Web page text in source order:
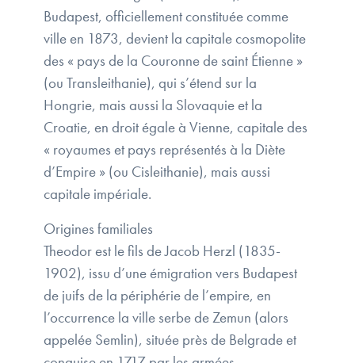
Budapest, officiellement constituée comme
ville en 1873, devient la capitale cosmopolite
des « pays de la Couronne de saint Étienne »
(ou Transleithanie), qui s’étend sur la
Hongrie, mais aussi la Slovaquie et la
Croatie, en droit égale à Vienne, capitale des
« royaumes et pays représentés à la Diète
d’Empire » (ou Cisleithanie), mais aussi
capitale impériale.
Origines familiales
Theodor est le fils de Jacob Herzl (1835-
1902), issu d’une émigration vers Budapest
de juifs de la périphérie de l’empire, en
l’occurrence la ville serbe de Zemun (alors
appelée Semlin), située près de Belgrade et